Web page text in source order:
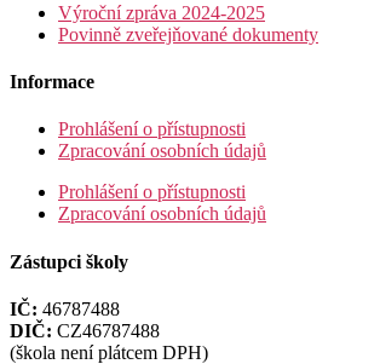
Výroční zpráva 2024-2025
Povinně zveřejňované dokumenty
Informace
Prohlášení o přístupnosti
Zpracování osobních údajů
Prohlášení o přístupnosti
Zpracování osobních údajů
Zástupci školy
IČ: 46787488
DIČ: CZ46787488
(škola není plátcem DPH)